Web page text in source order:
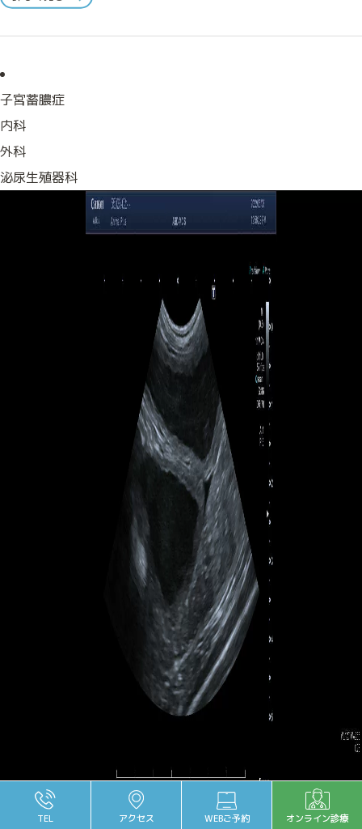
TEL アクセス WEBご予約 オンライン診療
子宮蓄膿症
内科
外科
泌尿生殖器科
１週間ほど前から元気食欲が低下しているとのことでした。同時期から